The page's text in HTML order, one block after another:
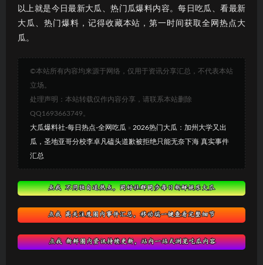
以上就是今日最新大瓜、热门瓜爆料内容。每日吃瓜、看最新
大瓜、热门爆料，记得收藏本站，第一时间获取全网热点大
瓜。
©本站所有内容均来源于网络，仅用于资讯分享汇总，不代表本站
立场。
处理声明：本站转载仅作内容分享，请联系本站删除
QQ1693663749。
大瓜爆料社-每日热点-全网吃瓜 » 2026热门大瓜：加州大学又出
瓜，圣地亚哥分校李卓凡磕头道歉被拒绝只能无奈下海 真实事件
汇总